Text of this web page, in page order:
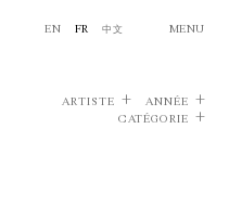
EN FR 中文 MENU
ARTISTE
ANNÉE
CATÉGORIE